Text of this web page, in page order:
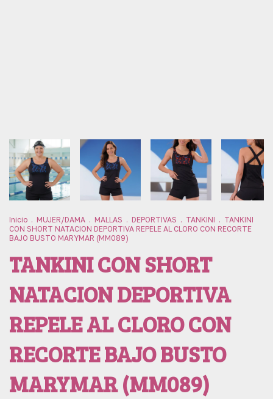
Inicio . MUJER/DAMA . MALLAS . DEPORTIVAS . TANKINI . TANKINI
CON SHORT NATACION DEPORTIVA REPELE AL CLORO CON RECORTE
BAJO BUSTO MARYMAR (MM089)
TANKINI CON SHORT
NATACION DEPORTIVA
REPELE AL CLORO CON
RECORTE BAJO BUSTO
MARYMAR (MM089)